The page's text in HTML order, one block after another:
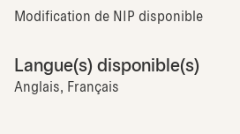
Modification de NIP disponible
Langue(s) disponible(s)
Anglais, Français